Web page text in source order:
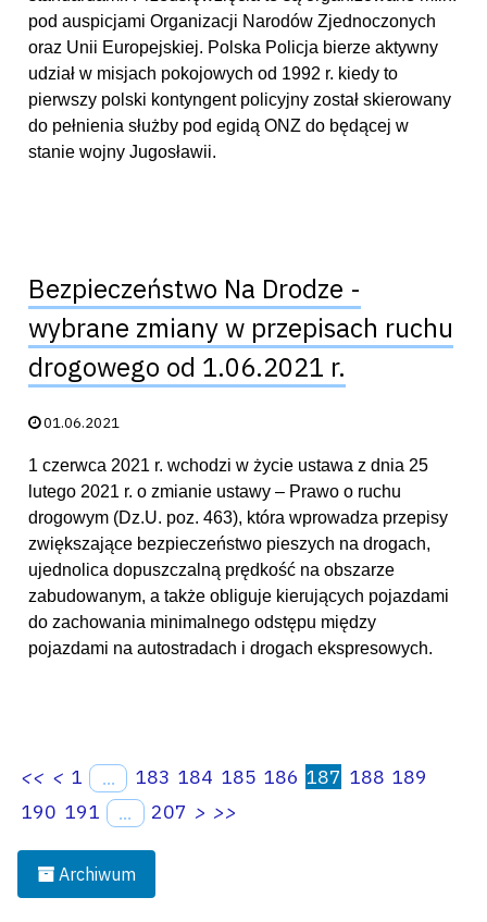
pod auspicjami Organizacji Narodów Zjednoczonych
oraz Unii Europejskiej. Polska Policja bierze aktywny
udział w misjach pokojowych od 1992 r. kiedy to
pierwszy polski kontyngent policyjny został skierowany
do pełnienia służby pod egidą ONZ do będącej w
stanie wojny Jugosławii.
Bezpieczeństwo Na Drodze -
wybrane zmiany w przepisach ruchu
drogowego od 1.06.2021 r.
Data publikacji:
01.06.2021
1 czerwca 2021 r. wchodzi w życie ustawa z dnia 25
lutego 2021 r. o zmianie ustawy – Prawo o ruchu
drogowym (Dz.U. poz. 463), która wprowadza przepisy
zwiększające bezpieczeństwo pieszych na drogach,
ujednolica dopuszczalną prędkość na obszarze
zabudowanym, a także obliguje kierujących pojazdami
do zachowania minimalnego odstępu między
pojazdami na autostradach i drogach ekspresowych.
<< < 1 ... 183 184 185 186 187 188 189
190 191 ... 207 > >>
Archiwum